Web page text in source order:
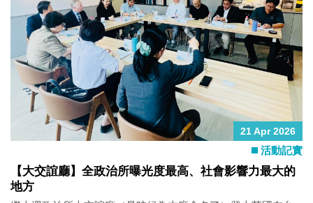
「貿易就是政治」，讓政治經濟學者可以繼續有飯吃，配美豬
一起吃。 貿易政治真的很有趣。台灣不少認真的民調都顯示，
當你問民眾，要不要跟美國推動自由貿易、簽FTA，絕大多數人
都會說好，這時候政黨認同、統獨立場這些傳統重要的政治偏
好因素，影響看起來反而沒那麼明顯。但只要你把問題講得更
具體一點，像是開放特定品項，或者牽涉到比較不受歡迎、沒
那麼友善的國家，藍綠、統獨、亡國感這些因素，立刻就會浮
上來，對民眾支不支持產生明顯影響。這不只是台灣，世界各
國大概也都差不多，抽象談自由，大家都覺得不錯；具體談到
與黃韋豪兩位教授，熱騰騰最新出爐的合作論文，探討的正是
美國豬肉貿易政治這個主題。事實上，政治所過去兩年已經出
版了四篇刊登於埃及（I級）期刊的「美國豬肉貿易」論文，認
21 Apr 2026
活動記實
【大交誼廳】全政治所曝光度最高、社會影響力最大的
地方